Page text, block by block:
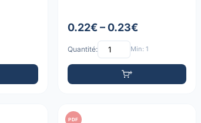
0.22€ – 0.23€
Quantité: Min: 1
PDF